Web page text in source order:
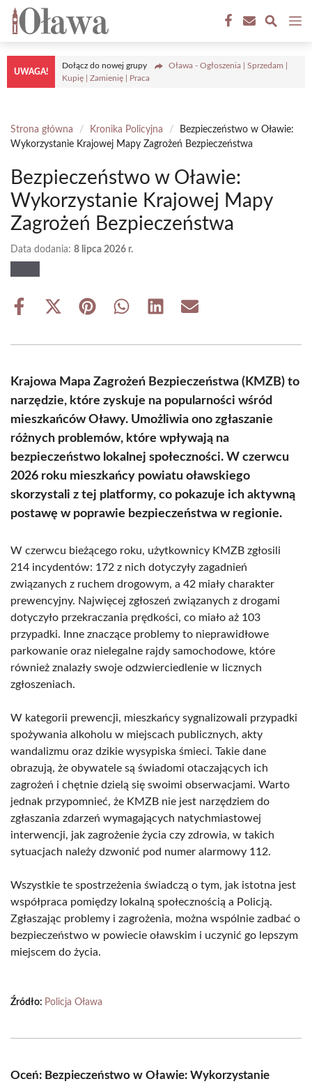
Przejdź
treści
UWAGA!
Dołącz do nowej grupy
Oława - Ogłoszenia | Sprzedam |
Kupię | Zamienię | Praca
Strona główna / Kronika Policyjna /
Bezpieczeństwo w Oławie:
Wykorzystanie Krajowej Mapy Zagrożeń Bezpieczeństwa
Bezpieczeństwo w Oławie:
Wykorzystanie Krajowej Mapy
Zagrożeń Bezpieczeństwa
Data dodania: 8 lipca 2026 r.
Share
Share
(Twitter)
Share Share Share Share
Krajowa Mapa Zagrożeń Bezpieczeństwa (KMZB) to
narzędzie, które zyskuje na popularności wśród
mieszkańców Oławy. Umożliwia ono zgłaszanie
różnych problemów, które wpływają na
bezpieczeństwo lokalnej społeczności. W czerwcu
2026 roku mieszkańcy powiatu oławskiego
skorzystali z tej platformy, co pokazuje ich aktywną
postawę w poprawie bezpieczeństwa w regionie.
W czerwcu bieżącego roku, użytkownicy KMZB zgłosili
214 incydentów: 172 z nich dotyczyły zagadnień
związanych z ruchem drogowym, a 42 miały charakter
prewencyjny. Najwięcej zgłoszeń związanych z drogami
dotyczyło przekraczania prędkości, co miało aż 103
przypadki. Inne znaczące problemy to nieprawidłowe
parkowanie oraz nielegalne rajdy samochodowe, które
również znalazły swoje odzwierciedlenie w licznych
zgłoszeniach.
W kategorii prewencji, mieszkańcy sygnalizowali przypadki
spożywania alkoholu w miejscach publicznych, akty
wandalizmu oraz dzikie wysypiska śmieci. Takie dane
obrazują, że obywatele są świadomi otaczających ich
zagrożeń i chętnie dzielą się swoimi obserwacjami. Warto
jednak przypomnieć, że KMZB nie jest narzędziem do
zgłaszania zdarzeń wymagających natychmiastowej
interwencji, jak zagrożenie życia czy zdrowia, w takich
sytuacjach należy dzwonić pod numer alarmowy 112.
Wszystkie te spostrzeżenia świadczą o tym, jak istotna jest
współpraca pomiędzy lokalną społecznością a Policją.
Zgłaszając problemy i zagrożenia, można wspólnie zadbać o
bezpieczeństwo w powiecie oławskim i uczynić go lepszym
miejscem do życia.
Źródło: Policja Oława
Oceń: Bezpieczeństwo w Oławie: Wykorzystanie